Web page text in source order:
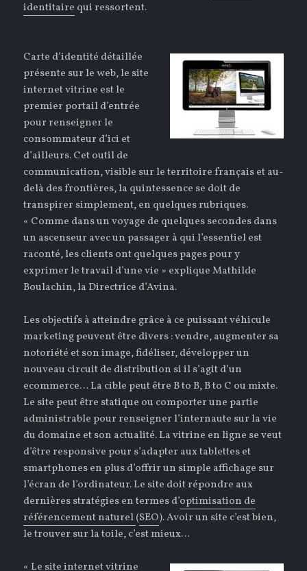
identitaire qui ressortent.
Carte d’identité détaillée
présente sur le web, le site
internet vitrine est le
premier portail d’entrée
pour renseigner le
consommateur d’ici et
d’ailleurs. Cet outil de
communication, visible sur le territoire français et au-
delà des frontières, la quintessence se doit de
transpirer simplement, en quelques rubriques.
« Comme dans un voyage de quelques secondes dans
un ascenseur avec un passager à qui l’essentiel est
raconté, les clients ont quelques pages pour y
exprimer le travail d’une vie » explique Mathilde
Boulachin, la Directrice d’Avina.
Les objectifs à atteindre grâce à ce puissant véhicule
marketing peuvent être divers : vendre, augmenter sa
notoriété et son image, fidéliser, développer un
nouveau circuit de distribution si il s’agit d’un
ecommerce… La cible peut être B to B, B to C ou mixte.
Le site peut être statique ou comporter une partie
administrable pour renseigner l’internaute sur la vie
du domaine et son actualité. La vitrine en ligne se veut
d’être responsive pour s’adapter aux tablettes et
smartphones en plus d’offrir un simple affichage sur
l’écran de l’ordinateur. Le site doit répondre aux
dernières stratégies en termes d’optimisation de
référencement naturel(SEO). Avoir un site c’est bien,
le trouver sur la toile, c’est mieux…
« Le site internet vitrine